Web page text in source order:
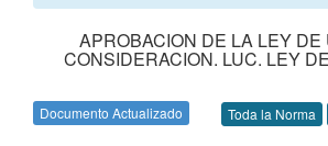
APROBACION DE LA LEY DE
CONSIDERACION. LUC. LEY
Documento Actualizado Toda la Norma